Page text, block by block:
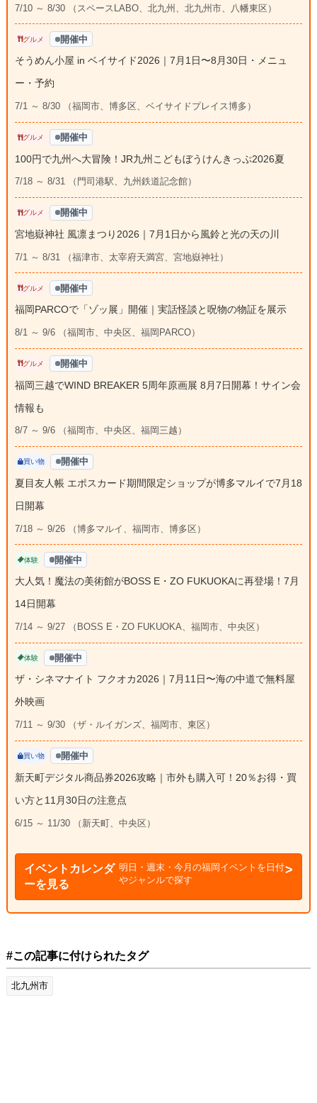
7/10 ～ 8/30 （スペースLABO、北九州、北九州市、八幡東区）
グルメ 開催中
そうめん小屋 in ベイサイド2026｜7月1日〜8月30日・メニュ
ー・予約
7/1 ～ 8/30 （福岡市、博多区、ベイサイドプレイス博多）
グルメ 開催中
100円で九州へ大冒険！JR九州こどもぼうけんきっぷ2026夏
7/18 ～ 8/31 （門司港駅、九州鉄道記念館）
グルメ 開催中
宮地嶽神社 風凛まつり2026｜7月1日から風鈴と光の天の川
7/1 ～ 8/31 （福津市、太宰府天満宮、宮地嶽神社）
グルメ 開催中
福岡PARCOで「ゾッ展」開催｜実話怪談と呪物の物証を展示
8/1 ～ 9/6 （福岡市、中央区、福岡PARCO）
グルメ 開催中
福岡三越でWIND BREAKER 5周年原画展 8月7日開幕！サイン会
情報も
8/7 ～ 9/6 （福岡市、中央区、福岡三越）
買い物 開催中
夏目友人帳 エポスカード期間限定ショップが博多マルイで7月18
日開幕
7/18 ～ 9/26 （博多マルイ、福岡市、博多区）
体験 開催中
大人気！魔法の美術館がBOSS E・ZO FUKUOKAに再登場！7月
14日開幕
7/14 ～ 9/27 （BOSS E・ZO FUKUOKA、福岡市、中央区）
体験 開催中
ザ・シネマナイト フクオカ2026｜7月11日〜海の中道で無料屋
外映画
7/11 ～ 9/30 （ザ・ルイガンズ、福岡市、東区）
買い物 開催中
新天町デジタル商品券2026攻略｜市外も購入可！20％お得・買
い方と11月30日の注意点
6/15 ～ 11/30 （新天町、中央区）
イベントカレンダ
ーを見る
明日・週末・今月の福岡イベントを日付
やジャンルで探す
#この記事に付けられたタグ
北九州市